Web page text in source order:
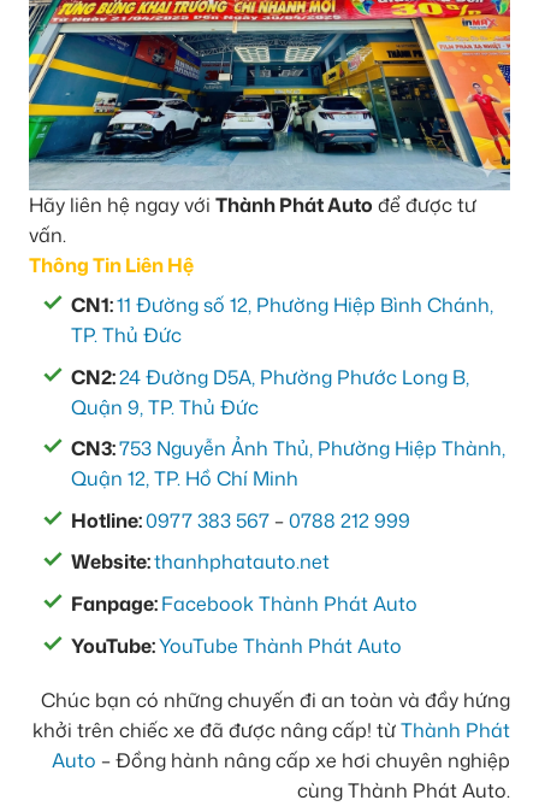
Hãy liên hệ ngay với Thành Phát Auto để được tư
vấn.
Thông Tin Liên Hệ
CN1:11 Đường số 12, Phường Hiệp Bình Chánh,
TP. Thủ Đức
CN2:24 Đường D5A, Phường Phước Long B,
Quận 9, TP. Thủ Đức
CN3:753 Nguyễn Ảnh Thủ, Phường Hiệp Thành,
Quận 12, TP. Hồ Chí Minh
Hotline:0977 383 567 –0788 212 999
Website:thanhphatauto.net
Fanpage:Facebook Thành Phát Auto
YouTube:YouTube Thành Phát Auto
Chúc bạn có những chuyến đi an toàn và đầy hứng
khởi trên chiếc xe đã được nâng cấp! từThành Phát
Auto – Đồng hành nâng cấp xe hơi chuyên nghiệp
cùng Thành Phát Auto.